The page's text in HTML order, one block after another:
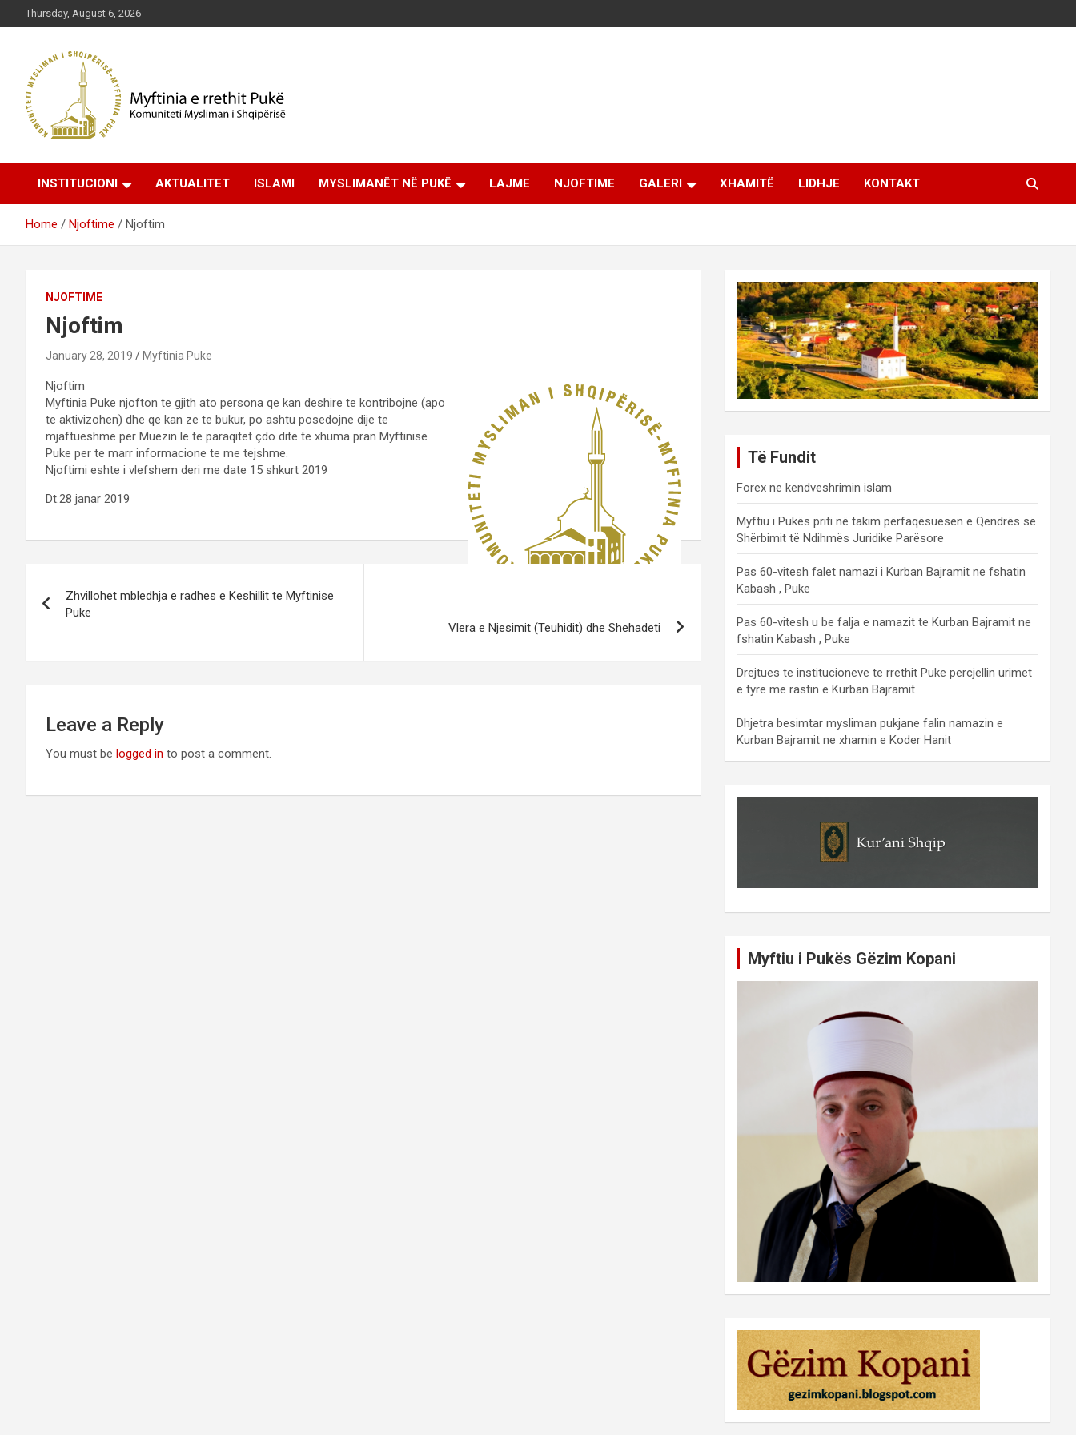
to
Thursday, August 6, 2026
Myftinia Pukë | Faqja
Zyrtare
INSTITUCIONI AKTUALITET ISLAMI MYSLIMANËT NË PUKË LAJME NJOFTIME GALERI XHAMITË LIDHJE KONTAKT
Home Njoftime Njoftim
NJOFTIME
Njoftim
January 28, 2019 Myftinia Puke
Njoftim
Myftinia Puke njofton te gjith ato persona qe kan deshire te kontribojne (apo
te aktivizohen) dhe qe kan ze te bukur, po ashtu posedojne dije te
mjaftueshme per Muezin le te paraqitet çdo dite te xhuma pran Myftinise
Puke per te marr informacione te me tejshme.
Njoftimi eshte i vlefshem deri me date 15 shkurt 2019
Dt.28 janar 2019
navigation
Zhvillohet mbledhja e radhes e Keshillit te Myftinise
Puke
Vlera e Njesimit (Teuhidit) dhe Shehadeti
Leave a Reply
You must be logged in to post a comment.
Të Fundit
Forex ne kendveshrimin islam
Myftiu i Pukës priti në takim përfaqësuesen e Qendrës së
Shërbimit të Ndihmës Juridike Parësore
Pas 60-vitesh falet namazi i Kurban Bajramit ne fshatin
Kabash , Puke
Pas 60-vitesh u be falja e namazit te Kurban Bajramit ne
fshatin Kabash , Puke
Drejtues te institucioneve te rrethit Puke percjellin urimet
e tyre me rastin e Kurban Bajramit
Dhjetra besimtar mysliman pukjane falin namazin e
Kurban Bajramit ne xhamin e Koder Hanit
Myftiu i Pukës Gëzim Kopani